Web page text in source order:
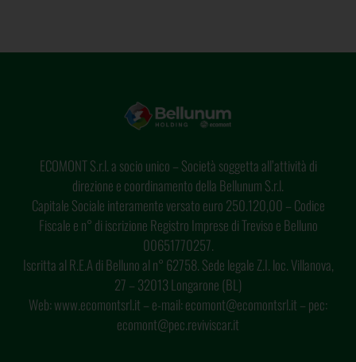
ECOMONT S.r.l. a socio unico – Società soggetta all’attività di
direzione e coordinamento della Bellunum S.r.l.
Capitale Sociale interamente versato euro 250.120,00 – Codice
Fiscale e n° di iscrizione Registro Imprese di Treviso e Belluno
00651770257.
Iscritta al R.E.A di Belluno al n° 62758. Sede legale Z.I. loc. Villanova,
27 – 32013 Longarone (BL)
Web: www.ecomontsrl.it – e-mail: ecomont@ecomontsrl.it – pec:
ecomont@pec.reviviscar.it